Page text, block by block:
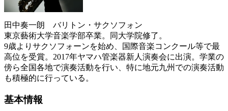
田中奏一朗 バリトン・サクソフォン
東京藝術大学音楽学部卒業。同大学院修了。
9歳よりサクソフォーンを始め、国際音楽コンクール等で最
高位を受賞。 2017年ヤマハ管楽器新人演奏会に出演。学業の
傍ら全国各地で演奏活動を行い、特に地元九州での演奏活動
も積極的に行っている。
基本情報